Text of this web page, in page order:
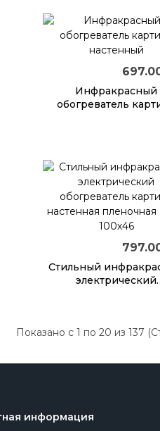
Инфракрасный
обогреватель
Стильный
электрический
Показано с 1 по 20 из 137
информация